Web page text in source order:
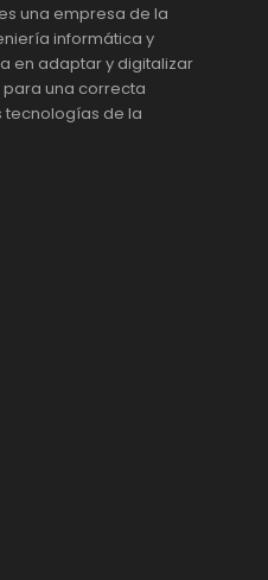
una empresa de la
informática y
en adaptar y digitalizar
una correcta
tecnologías de la